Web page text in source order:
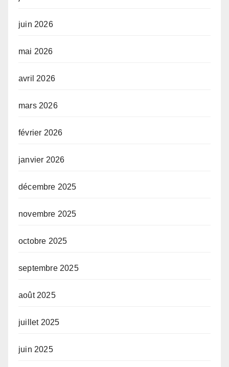
juin 2026
mai 2026
avril 2026
mars 2026
février 2026
janvier 2026
décembre 2025
novembre 2025
octobre 2025
septembre 2025
août 2025
juillet 2025
juin 2025